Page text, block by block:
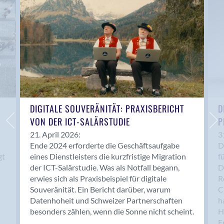
Anwil
Appenzell
Au SG
Baar
Baden
Balsthal
Balzers
Basel
Bassersdorf
Belp
Bendern
Benken (SG)
Bergdietikon
Berlin
Bern
Bern - Liebefeld
DIGITALE SOUVERÄNITÄT: PRAXISBERICHT
VON DER ICT-SALÄRSTUDIE
21. April 2026:
Ende 2024 erforderte die Geschäftsaufgabe
eines Dienstleisters die kurzfristige Migration
der ICT-Salärstudie. Was als Notfall begann,
erwies sich als Praxisbeispiel für digitale
Souveränität. Ein Bericht darüber, warum
Datenhoheit und Schweizer Partnerschaften
besonders zählen, wenn die Sonne nicht scheint.